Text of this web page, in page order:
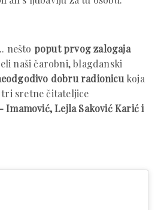
nešto poput prvog zalogaja
naši čarobni, blagdanski
dobru radionicukoja
tri sretne čitateljice
Imamović, Lejla Saković Karić i